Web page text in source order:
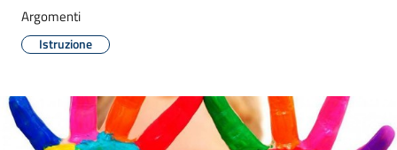
r
e
t
r
i
o
Argomenti
Istruzione